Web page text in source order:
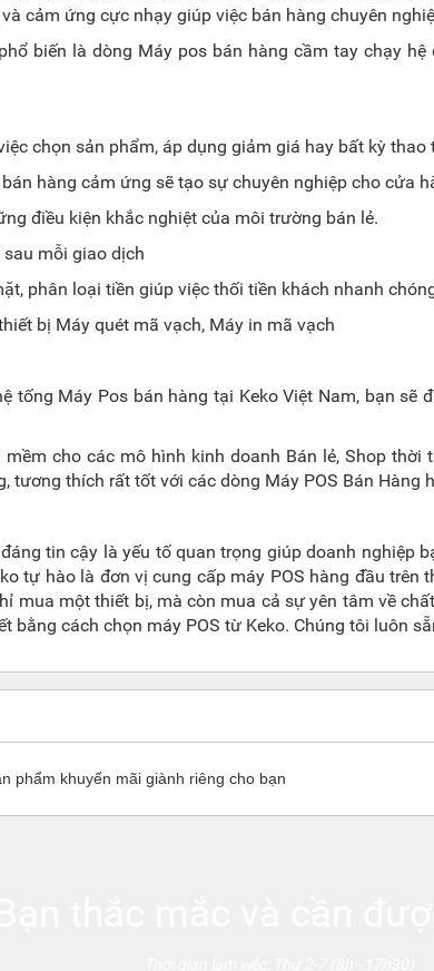
cảm ứng cực nhạy giúp việc bán hàng chuyên
biến là dòng Máy pos bán hàng cầm tay chạy
chọn sản phẩm, áp dụng giảm giá hay bất kỳ
hàng cảm ứng sẽ tạo sự chuyên nghiệp cho cửa
điều kiện khắc nghiệt của môi trường bán lẻ.
mỗi giao dịch
phân loại tiền giúp việc thối tiền khách nhanh
bị Máy quét mã vạch, Máy in mã vạch
tống Máy Pos bán hàng tại Keko Việt Nam, bạn
cho các mô hình kinh doanh Bán lẻ, Shop thời
tương thích rất tốt với các dòng Máy POS Bán Hàng
tin cậy là yếu tố quan trọng giúp doanh nghiệp
tự hào là đơn vị cung cấp máy POS hàng đầu
mua một thiết bị, mà còn mua cả sự yên tâm về
bằng cách chọn máy POS từ Keko. Chúng tôi luôn
phẩm khuyến mãi giành riêng cho bạn